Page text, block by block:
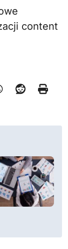
content